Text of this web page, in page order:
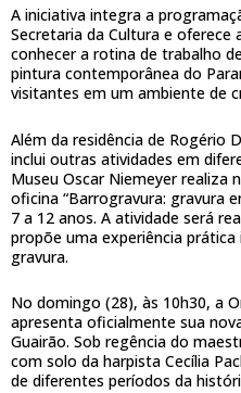
A iniciativa integra a
Secretaria da Cultura e oferece
conhecer a rotina de trabalho
pintura contemporânea do
visitantes em um ambiente de
Além da residência de Rogério
inclui outras atividades em
Museu Oscar Niemeyer realiza
oficina “Barrogravura: gravura
7 a 12 anos. A atividade será
propõe uma experiência prática
gravura.
No domingo (28), às 10h30, a
apresenta oficialmente sua
Guairão. Sob regência do
com solo da harpista Cecília
de diferentes períodos da